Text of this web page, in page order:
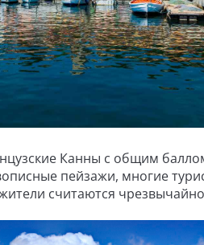
Канны с общим
пейзажи, многие
считаются